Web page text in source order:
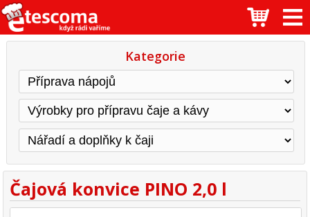
Kategorie
Čajová konvice PINO 2,0 l